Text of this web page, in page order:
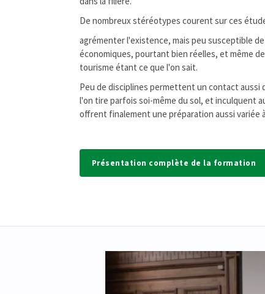
De nombreux stéréotypes courent sur ces
agrémenter l'existence, mais peu susceptible
économiques, pourtant bien réelles, et même
tourisme étant ce que l'on sait.
Peu de disciplines permettent un contact
l'on tire parfois soi-même du sol, et inculquent
offrent finalement une préparation aussi variée
Présentation complète de la formation